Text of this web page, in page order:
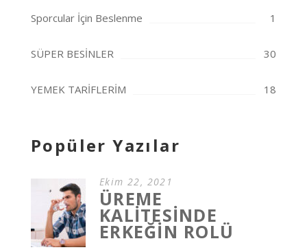
Sporcular İçin Beslenme 1
SÜPER BESİNLER 30
YEMEK TARİFLERİM 18
Popüler Yazılar
Ekim 22, 2021
ÜREME
KALİTESİNDE
ERKEĞİN ROLÜ